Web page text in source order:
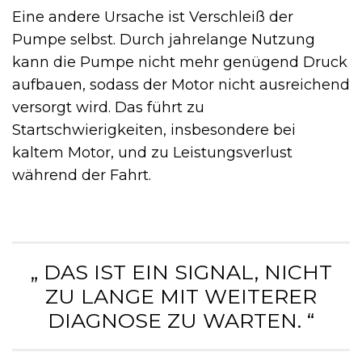
Eine andere Ursache ist Verschleiß der
Pumpe selbst. Durch jahrelange Nutzung
kann die Pumpe nicht mehr genügend Druck
aufbauen, sodass der Motor nicht ausreichend
versorgt wird. Das führt zu
Startschwierigkeiten, insbesondere bei
kaltem Motor, und zu Leistungsverlust
während der Fahrt.
„ DAS IST EIN SIGNAL, NICHT
ZU LANGE MIT WEITERER
DIAGNOSE ZU WARTEN. “